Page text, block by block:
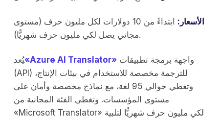
الأسعار:
ابتداءً من 10 دولارات لكل مليون حرف (مستوى
مجاني يصل لكي مليون حرف شهريًّا).
‍يُعد«Azure AI Translator»
(API) للترجمة مخصصة للاستخدام في بيئات الإنتاج،
وتغطي حوالي 95 لغة، مع نماذج مخصصة وأمان على
مستوى المؤسسات. وتغطي الفئة المجانية من
«Microsoft Translator» لكي مليون حرف شهريًّا لتلبية